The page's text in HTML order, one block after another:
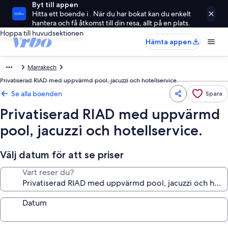
Byt till appen
Hitta ett boende i . När du har bokat kan du enkelt
hantera och få åtkomst till din resa, allt på en plats.
Hoppa till huvudsektionen
Hämta appen
Marrakech
Privatiserad RIAD med uppvärmd pool, jacuzzi och hotellservice.
Se alla boenden Spara
Privatiserad RIAD med uppvärmd
pool, jacuzzi och hotellservice.
Välj datum för att se priser
Vart reser du?
Datum